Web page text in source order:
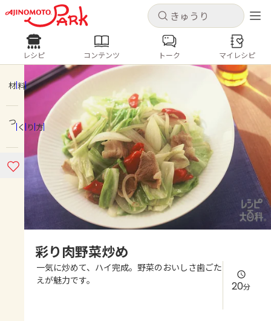
キャンセル
ログインするとレシピを保存できます
ログイン
ホーム
コンテンツ
レシピ
よくあるお問い合わせ
キャンセル
レシピ コンテンツ
人気の食材・レシピ
きゅうり なす トマト
とうもろこし
ピーマン
みょうが ゴーヤ
レシピ コンテンツ トーク マイレシピ
材料
つくり方
彩り肉野菜炒め
一気に炒めて、ハイ完成。野菜のおいしさ歯ごた
えが魅力です。
20分